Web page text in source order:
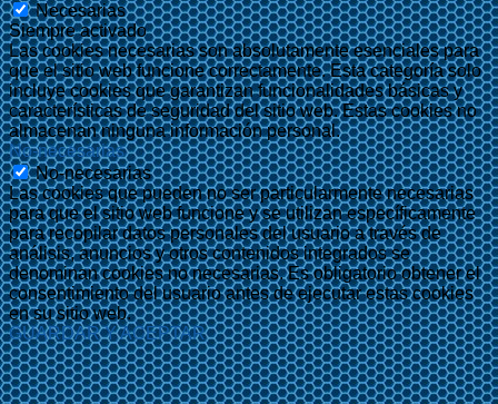
Necesarias
Siempre activado
Las cookies necesarias son absolutamente esenciales para
que el sitio web funcione correctamente. Esta categoría solo
incluye cookies que garantizan funcionalidades básicas y
características de seguridad del sitio web. Estas cookies no
almacenan ninguna información personal.
No-necesarias
No-necesarias
Las cookies que pueden no ser particularmente necesarias
para que el sitio web funcione y se utilizan específicamente
para recopilar datos personales del usuario a través de
análisis, anuncios y otros contenidos integrados se
denominan cookies no necesarias. Es obligatorio obtener el
consentimiento del usuario antes de ejecutar estas cookies
en su sitio web.
GUARDAR Y ACEPTAR